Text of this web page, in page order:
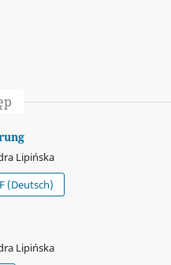
Lipińska
(Deutsch)
Lipińska